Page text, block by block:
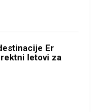
Er
letovi za